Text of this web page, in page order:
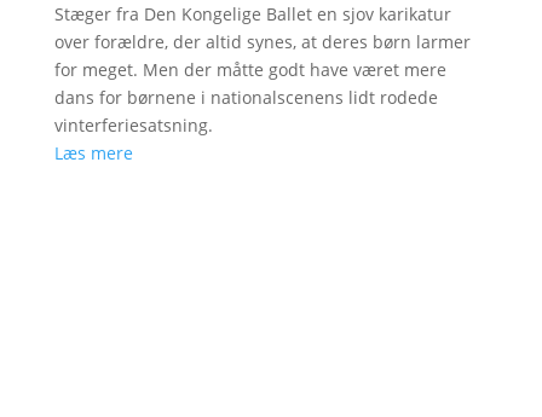
Stæger fra Den Kongelige Ballet en sjov karikatur
over forældre, der altid synes, at deres børn larmer
for meget. Men der måtte godt have været mere
dans for børnene i nationalscenens lidt rodede
vinterferiesatsning.
Læs mere